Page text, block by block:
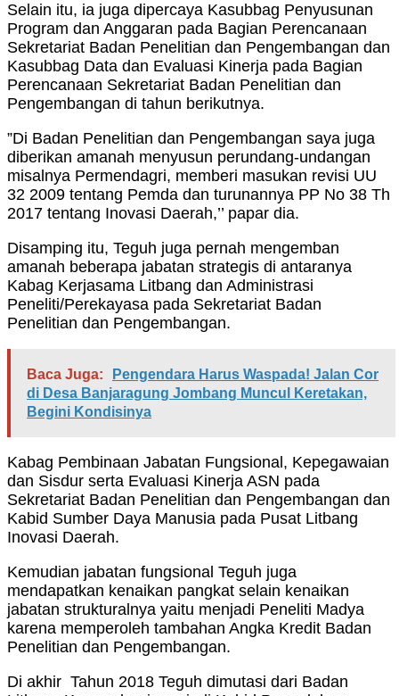
Selain itu, ia juga dipercaya Kasubbag Penyusunan
Program dan Anggaran pada Bagian Perencanaan
Sekretariat Badan Penelitian dan Pengembangan dan
Kasubbag Data dan Evaluasi Kinerja pada Bagian
Perencanaan Sekretariat Badan Penelitian dan
Pengembangan di tahun berikutnya.
”Di Badan Penelitian dan Pengembangan saya juga
diberikan amanah menyusun perundang-undangan
misalnya Permendagri, memberi masukan revisi UU
32 2009 tentang Pemda dan turunannya PP No 38 Th
2017 tentang Inovasi Daerah,’’ papar dia.
Disamping itu, Teguh juga pernah mengemban
amanah beberapa jabatan strategis di antaranya
Kabag Kerjasama Litbang dan Administrasi
Peneliti/Perekayasa pada Sekretariat Badan
Penelitian dan Pengembangan.
Baca Juga:
Pengendara Harus Waspada! Jalan Cor
di Desa Banjaragung Jombang Muncul Keretakan,
Begini Kondisinya
Kabag Pembinaan Jabatan Fungsional, Kepegawaian
dan Sisdur serta Evaluasi Kinerja ASN pada
Sekretariat Badan Penelitian dan Pengembangan dan
Kabid Sumber Daya Manusia pada Pusat Litbang
Inovasi Daerah.
Kemudian jabatan fungsional Teguh juga
mendapatkan kenaikan pangkat selain kenaikan
jabatan strukturalnya yaitu menjadi Peneliti Madya
karena memperoleh tambahan Angka Kredit Badan
Penelitian dan Pengembangan.
Di akhir Tahun 2018 Teguh dimutasi dari Badan